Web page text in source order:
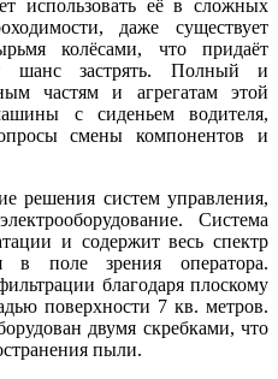
использовать её в сложных
даже существует
колёсами, что придаёт
шанс застрять. Полный и
частям и агрегатам этой
с сиденьем водителя,
смены компонентов и
решения систем управления,
Система
и содержит весь спектр
в поле зрения оператора.
благодаря плоскому
поверхности 7 кв. метров.
двумя скребками, что
пыли.